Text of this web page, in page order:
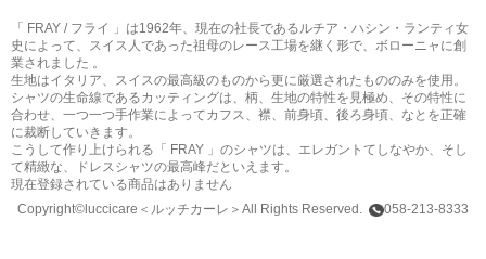
「 FRAY / フライ 」は1962年、現在の社長であるルチア・ハシン・ランティ女
史によって、スイス人であった祖母のレース工場を継く形で、ボローニャに創
業されました 。
生地はイタリア、スイスの最高級のものから更に厳選されたもののみを使用。
シャツの生命線であるカッティングは、柄、生地の特性を見極め、その特性に
合わせ、一つ一つ手作業によってカフス、襟、前身頃、後ろ身頃、なとを正確
に裁断していきます。
こうして作り上けられる「 FRAY 」のシャツは、エレガントてしなやか、そし
て精緻な、ドレスシャツの最高峰だといえます。
現在登録されている商品はありません
Copyright©luccicare ＜ルッチカーレ＞ All Rights Reserved. 058-213-8333